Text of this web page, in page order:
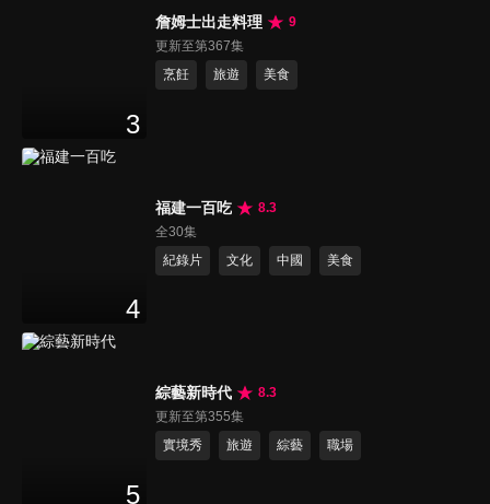
3
詹姆士出走料理
9
更新至第367集
烹飪
旅遊 美食
4
福建一百吃
8.3
全30集
紀錄片
文化 中國 美食
5
綜藝新時代
8.3
更新至第355集
實境秀
旅遊 綜藝 職場